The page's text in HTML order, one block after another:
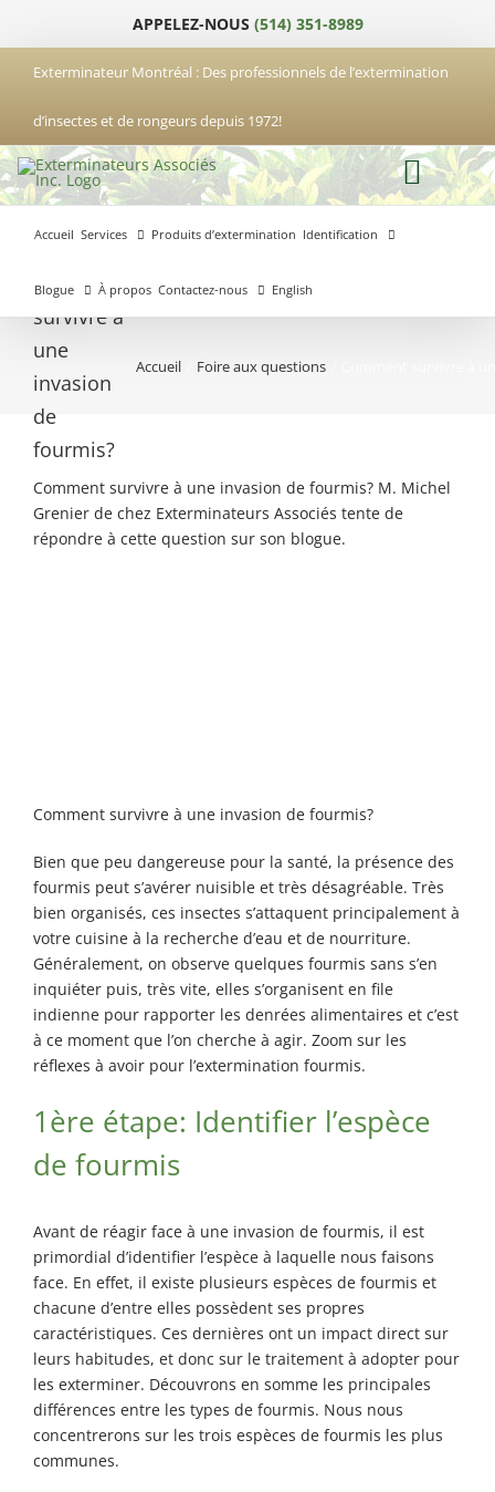
contenu
APPELEZ-NOUS (514) 351-8989
Exterminateur Montréal : Des professionnels de l’extermination
d’insectes et de rongeurs depuis 1972!
Accueil Services Produits d’extermination Identification
Blogue À propos Contactez-nous
Exterminateur
Exterminateur
Hochelaga-
Maisonneuve
Exterminateur
Montréal-
Villeray-St-
Michel-Parc-
Extension
Exterminateur
Rosemont / La
Petite Patrie
Exterminateur
Rivière-des-
Exterminateur
Exterminateur
Exterminateur
Longueuil
English
Comment
survivre à
une
invasion
de
fourmis?
Accueil Foire aux questions
Comment survivre à une invasion de fourmis? M. Michel
Grenier de chez Exterminateurs Associés tente de
répondre à cette question sur son blogue.
Comment survivre à une invasion de fourmis?
Bien que peu dangereuse pour la santé, la présence des
fourmis peut s’avérer nuisible et très désagréable. Très
bien organisés, ces insectes s’attaquent principalement à
votre cuisine à la recherche d’eau et de nourriture.
Généralement, on observe quelques fourmis sans s’en
inquiéter puis, très vite, elles s’organisent en file
indienne pour rapporter les denrées alimentaires et c’est
à ce moment que l’on cherche à agir. Zoom sur les
réflexes à avoir pour l’extermination fourmis.
1ère étape: Identifier l’espèce
de fourmis
Avant de réagir face à une invasion de fourmis, il est
primordial d’identifier l’espèce à laquelle nous faisons
face. En effet, il existe plusieurs espèces de fourmis et
chacune d’entre elles possèdent ses propres
caractéristiques. Ces dernières ont un impact direct sur
leurs habitudes, et donc sur le traitement à adopter pour
les exterminer. Découvrons en somme les principales
différences entre les types de fourmis. Nous nous
concentrerons sur les trois espèces de fourmis les plus
communes.